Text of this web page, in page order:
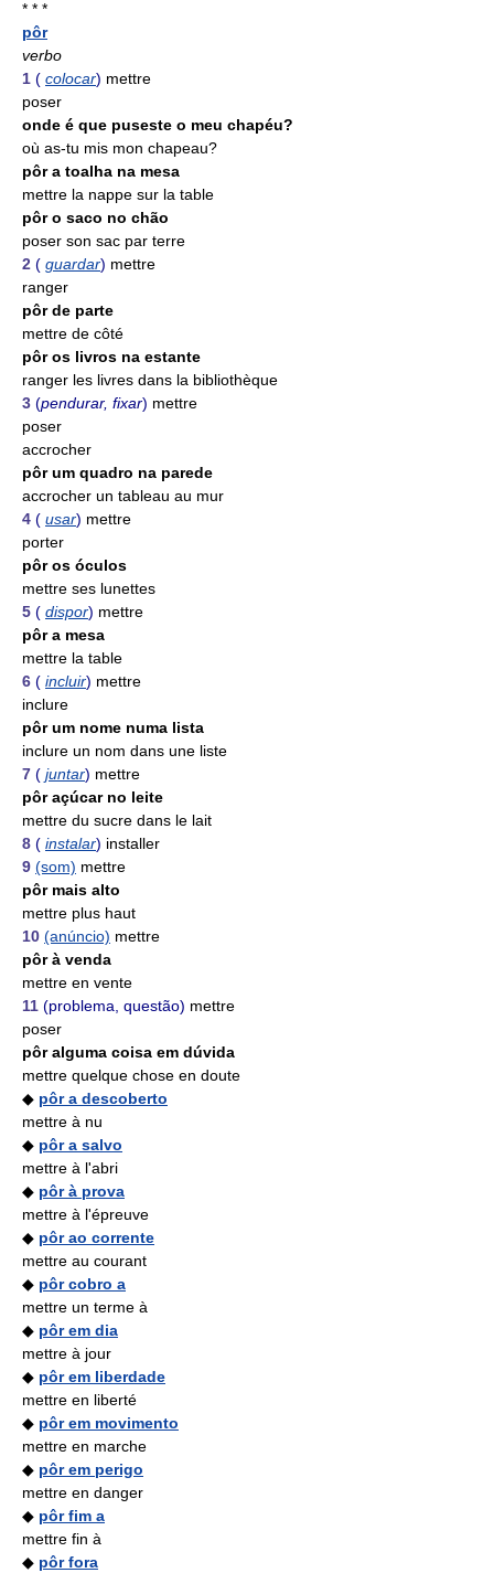
* * *
pôr
verbo
1 ( colocar) mettre
poser
onde é que puseste o meu chapéu?
où as-tu mis mon chapeau?
pôr a toalha na mesa
mettre la nappe sur la table
pôr o saco no chão
poser son sac par terre
2 ( guardar) mettre
ranger
pôr de parte
mettre de côté
pôr os livros na estante
ranger les livres dans la bibliothèque
3 (pendurar, fixar) mettre
poser
accrocher
pôr um quadro na parede
accrocher un tableau au mur
4 ( usar) mettre
porter
pôr os óculos
mettre ses lunettes
5 ( dispor) mettre
pôr a mesa
mettre la table
6 ( incluir) mettre
inclure
pôr um nome numa lista
inclure un nom dans une liste
7 ( juntar) mettre
pôr açúcar no leite
mettre du sucre dans le lait
8 ( instalar) installer
9 (som) mettre
pôr mais alto
mettre plus haut
10 (anúncio) mettre
pôr à venda
mettre en vente
11 (problema, questão) mettre
poser
pôr alguma coisa em dúvida
mettre quelque chose en doute
◆ pôr a descoberto
mettre à nu
◆ pôr a salvo
mettre à l'abri
◆ pôr à prova
mettre à l'épreuve
◆ pôr ao corrente
mettre au courant
◆ pôr cobro a
mettre un terme à
◆ pôr em dia
mettre à jour
◆ pôr em liberdade
mettre en liberté
◆ pôr em movimento
mettre en marche
◆ pôr em perigo
mettre en danger
◆ pôr fim a
mettre fin à
◆ pôr fora